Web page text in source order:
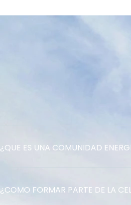
¿QUE ES UNA COMUNIDAD
¿COMO FORMAR PARTE DE LA